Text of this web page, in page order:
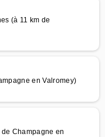
(à 11 km de
en Valromey)
Champagne en